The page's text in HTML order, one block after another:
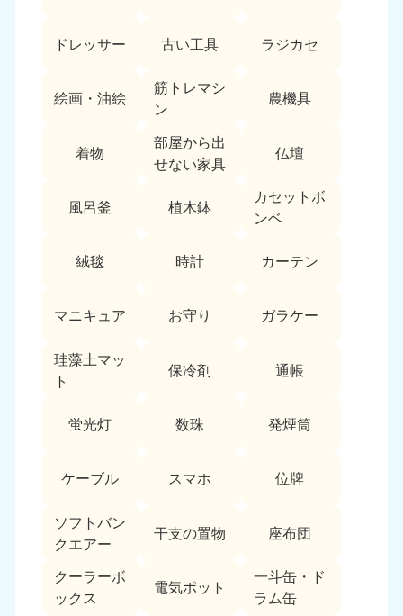
ドレッサー 古い工具 ラジカセ
絵画・油絵
筋トレマシ
ン
農機具
着物
部屋から出
せない家具
仏壇
風呂釜 植木鉢
カセットボ
ンベ
絨毯 時計 カーテン
マニキュア お守り ガラケー
珪藻土マッ
ト
保冷剤 通帳
蛍光灯 数珠 発煙筒
ケーブル スマホ 位牌
ソフトバン
クエアー
干支の置物 座布団
クーラーボ
ックス
電気ポット
一斗缶・ド
ラム缶
050-1881-5145
9:00〜19:00 年中無休
四国
050-1880-9899
9:00〜19:00 年中無休
050-1880-9898
9:00〜19:00 年中無休
愛媛県
9:00〜19:00 年中無休
高知県
050-1880-9897
福岡県
9:00〜19:00 年中無休
佐賀県
9:00〜19:00 年中無休
050-1880-9891 050-1880-9889
大分県
9:00〜19:00 年中無休
宮崎県
050-1880-9892
9:00〜19:00 年中無休
050-1880-9887
9:00〜19:00 年中無休